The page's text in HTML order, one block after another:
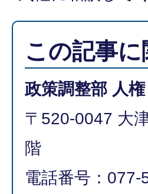
この記事
政策調整部 人
〒520-0047 大
階
電話番号：077-